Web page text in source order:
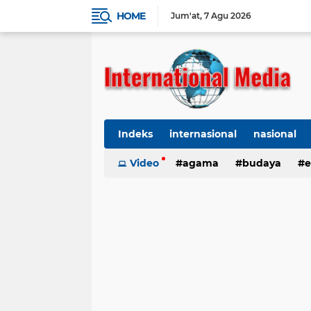
HOME Jum'at 7 Agu 2026
Indeks internasional nasional
Ekbis TNI-Polri Organisasi
Video agama budaya